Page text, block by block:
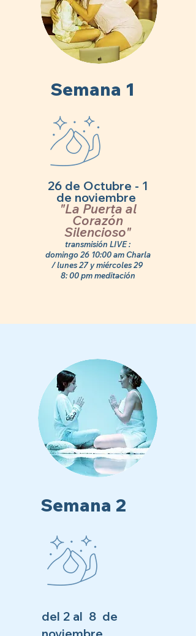
Semana 1
26 de Octubre - 1
de noviembre
"La Puerta al
Corazón
Silencioso"
transmisión LIVE :
domingo 26 10:00 am Charla
/ lunes 27 y miércoles 29
8: 00 pm meditación
Semana 2
del 2 al 8 de